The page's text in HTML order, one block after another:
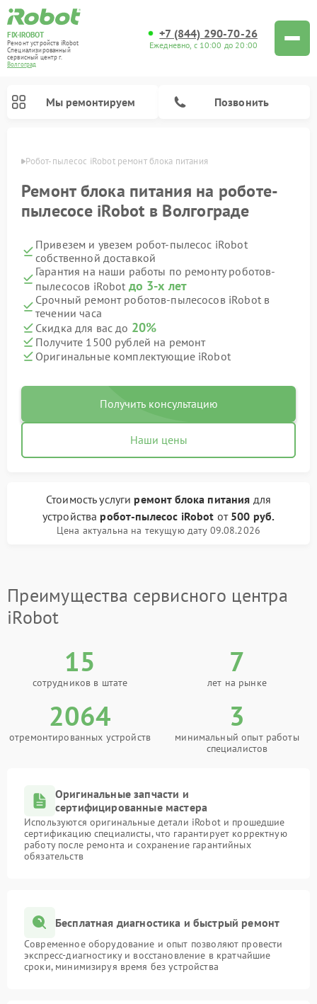
FIX-IROBOT
Ремонт устройств iRobot
Специализированный
cервисный центр г.
Волгоград
+7 (844) 290-70-26
Ежедневно, с 10:00 до 20:00
Мы ремонтируем Позвонить
Робот-пылесос iRobot ремонт блока питания
Ремонт блока питания на роботе-
пылесосе iRobot в Волгограде
Привезем и увезем робот-пылесос iRobot
собственной доставкой
Гарантия на наши работы по ремонту роботов-
пылесосов iRobot до 3-х лет
Срочный ремонт роботов-пылесосов iRobot в
течении часа
Скидка для вас до 20%
Получите 1500 рублей на ремонт
Оригинальные комплектующие iRobot
Получить консультацию
Наши цены
Стоимость услуги ремонт блока питания для
устройства робот-пылесос iRobot от 500 руб.
Цена актуальна на текущую дату 09.08.2026
Преимущества сервисного центра
iRobot
15
сотрудников в штате
7
лет на рынке
2064
отремонтированных устройств
3
минимальный опыт работы
специалистов
Оригинальные запчасти и
сертифицированные мастера
Используются оригинальные детали iRobot и прошедшие
сертификацию специалисты, что гарантирует корректную
работу после ремонта и сохранение гарантийных
обязательств
Бесплатная диагностика и быстрый ремонт
Современное оборудование и опыт позволяют провести
экспресс-диагностику и восстановление в кратчайшие
сроки, минимизируя время без устройства